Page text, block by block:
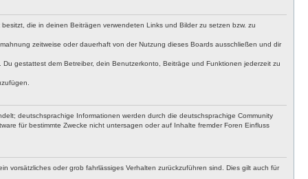
die in deinen Beiträgen verwendeten Links und Bilder zu setzen bzw. zu
zeitweise oder dauerhaft von der Nutzung dieses Boards ausschließen und dir
gestattest dem Betreiber, dein Benutzerkonto, Beiträge und Funktionen jederzeit zu
deutschsprachige Informationen werden durch die deutschsprachige Community
für bestimmte Zwecke nicht untersagen oder auf Inhalte fremder Foren Einfluss
vorsätzliches oder grob fahrlässiges Verhalten zurückzuführen sind. Dies gilt auch für